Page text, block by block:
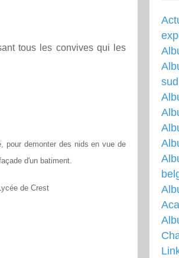
tous les convives qui les
pour demonter des nids en vue de
d'un batiment.
de Crest